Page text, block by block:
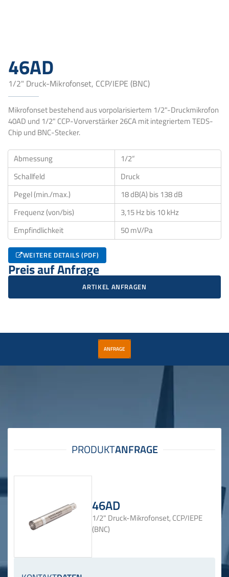
46AD
1/2" Druck-Mikrofonset, CCP/IEPE (BNC)
Mikrofonset bestehend aus vorpolarisiertem 1/2"-Druckmikrofon
40AD und 1/2" CCP-Vorverstärker 26CA mit integriertem TEDS-
Chip und BNC-Stecker.
Abmessung
1/2“
Schallfeld
Druck
Pegel (min./max.)
18 dB(A) bis 138 dB
Frequenz (von/bis)
3,15 Hz bis 10 kHz
Empfindlichkeit
50 mV/Pa
WEITERE DETAILS (PDF)
Preis auf Anfrage
ARTIKEL ANFRAGEN
ANFRAGE
46AD
1/2" Druck-Mikrofonset, CCP/IEPE
(BNC)